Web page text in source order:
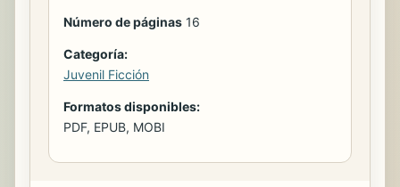
Número de páginas 16
Categoría:
Juvenil Ficción
Formatos disponibles:
PDF, EPUB, MOBI